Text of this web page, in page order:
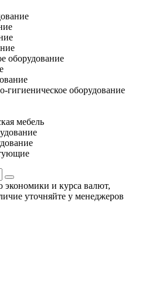
оборудование
гигиеническое оборудование
мебель
экономики и курса валют,
уточняйте у менеджеров